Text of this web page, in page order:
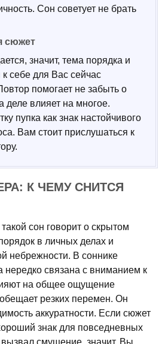
Сон советует не брать
сюжет
значит, тема порядка и
себе для Вас сейчас
помогает не забыть о
деле влияет на многое.
пупка как знак настойчивого
Вам стоит прислушаться к
К ЧЕМУ СНИТСЯ
такой сон говорит о скрытом
в личных делах и
небрежности. В соннике
нередко связана с вниманием к
на общее ощущение
резких перемен. Он
аккуратности. Если сюжет
знак для повседневных
смущение, значит, Вы